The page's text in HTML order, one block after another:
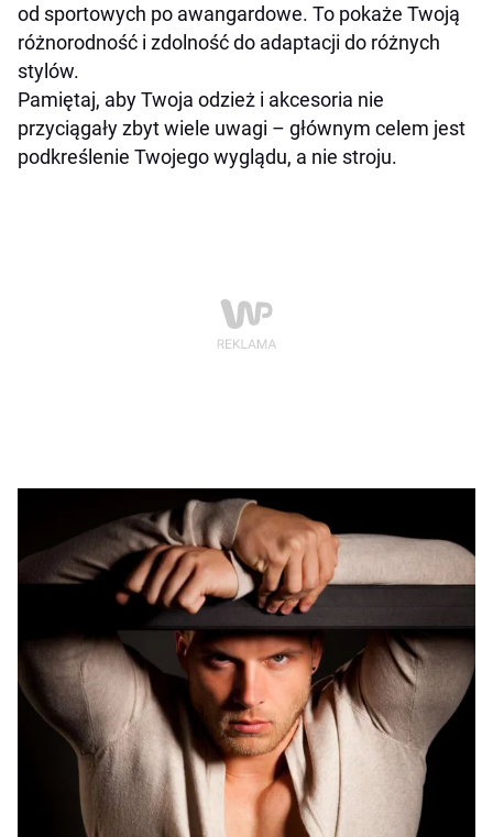
od sportowych po awangardowe. To pokaże Twoją
różnorodność i zdolność do adaptacji do różnych
stylów.
Pamiętaj, aby Twoja odzież i akcesoria nie
przyciągały zbyt wiele uwagi – głównym celem jest
podkreślenie Twojego wyglądu, a nie stroju.